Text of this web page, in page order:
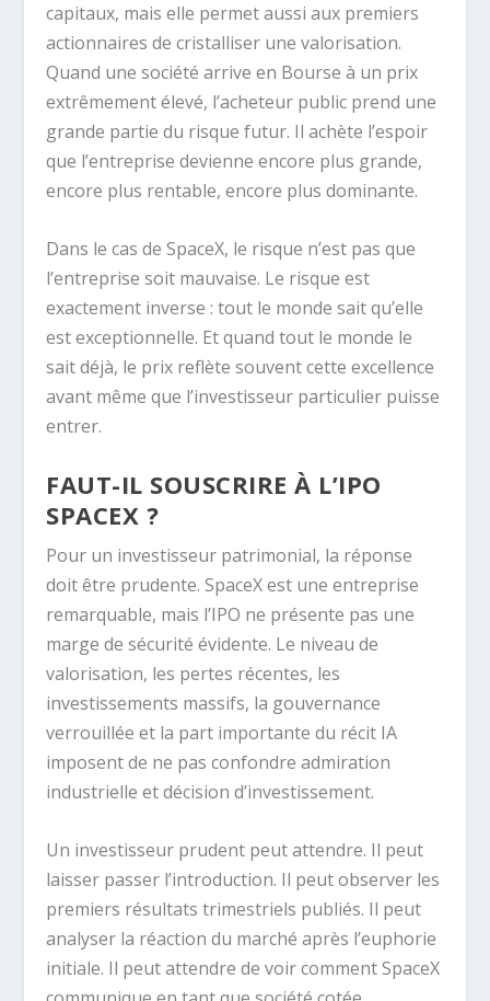
capitaux, mais elle permet aussi aux premiers
actionnaires de cristalliser une valorisation.
Quand une société arrive en Bourse à un prix
extrêmement élevé, l’acheteur public prend une
grande partie du risque futur. Il achète l’espoir
que l’entreprise devienne encore plus grande,
encore plus rentable, encore plus dominante.
Dans le cas de SpaceX, le risque n’est pas que
l’entreprise soit mauvaise. Le risque est
exactement inverse : tout le monde sait qu’elle
est exceptionnelle. Et quand tout le monde le
sait déjà, le prix reflète souvent cette excellence
avant même que l’investisseur particulier puisse
entrer.
FAUT-IL SOUSCRIRE À L’IPO
SPACEX ?
Pour un investisseur patrimonial, la réponse
doit être prudente. SpaceX est une entreprise
remarquable, mais l’IPO ne présente pas une
marge de sécurité évidente. Le niveau de
valorisation, les pertes récentes, les
investissements massifs, la gouvernance
verrouillée et la part importante du récit IA
imposent de ne pas confondre admiration
industrielle et décision d’investissement.
Un investisseur prudent peut attendre. Il peut
laisser passer l’introduction. Il peut observer les
premiers résultats trimestriels publiés. Il peut
analyser la réaction du marché après l’euphorie
initiale. Il peut attendre de voir comment SpaceX